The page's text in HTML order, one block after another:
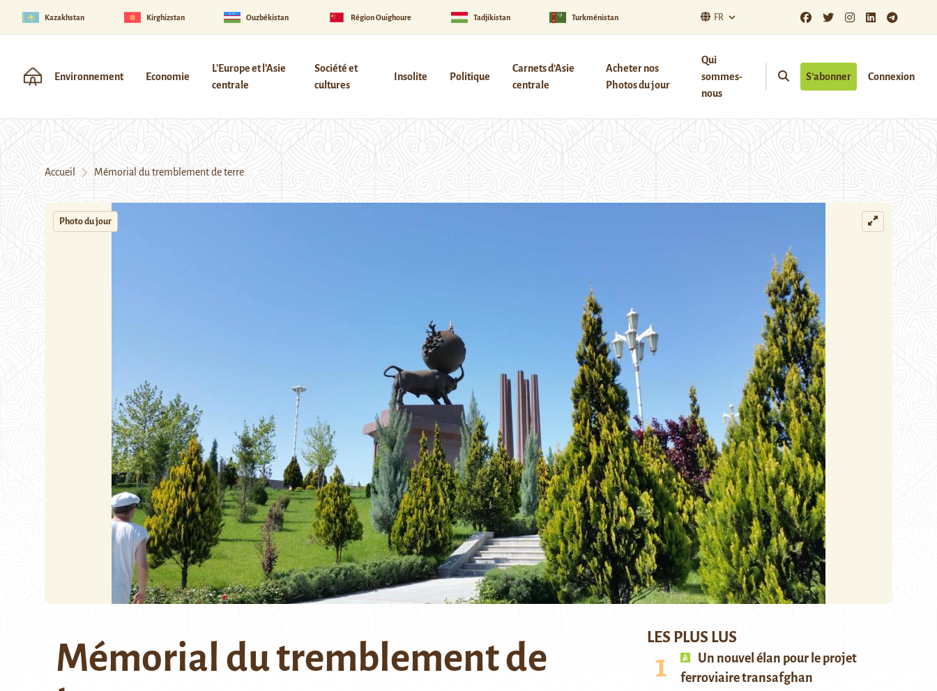
Kazakhstan Kirghizstan Ouzbékistan Région Ouïghoure Tadjikistan Turkménistan FR
Environnement Economie
L'Europe et l'Asie
centrale
Société et
cultures
Insolite Politique
Carnets d’Asie
centrale
Acheter nos
Photos du jour
Qui
sommes-
nous
S’abonner Connexion
Accueil Mémorial du tremblement de terre
Photo du jour
Mémorial du tremblement de
LES PLUS LUS
Un nouvel élan pour le projet
ferroviaire transafghan